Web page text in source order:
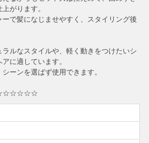
がります。
で髪になじませやすく、スタイリング後
ルなスタイルや、軽く動きをつけたいシ
に適しています。
ーンを選ばず使用できます。